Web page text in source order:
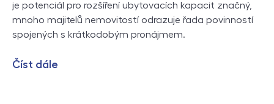
je potenciál pro rozšíření ubytovacích kapacit značný,
mnoho majitelů nemovitostí odrazuje řada povinností
spojených s krátkodobým pronájmem.
Číst dále